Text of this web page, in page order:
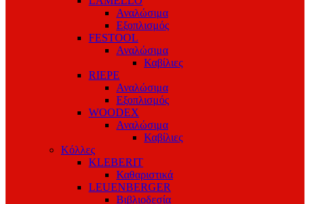
Αναλώσιμα
Εξοπλισμός
FESTOOL
Αναλώσιμα
Καβίλιες
RIEPE
Αναλώσιμα
Εξοπλισμός
WOODEX
Αναλώσιμα
Καβίλιες
Κόλλες
KLEBERIT
Καθαριστικά
LEUENBERGER
Βιβλιοδεσία